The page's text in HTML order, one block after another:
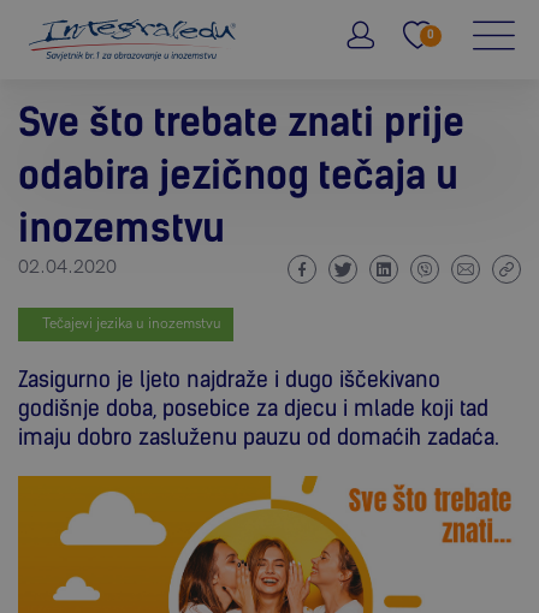
0
Sve što trebate znati prije
odabira jezičnog tečaja u
inozemstvu
02.04.2020
Tečajevi jezika u inozemstvu
Zasigurno je ljeto najdraže i dugo iščekivano
godišnje doba, posebice za djecu i mlade koji tad
imaju dobro zasluženu pauzu od domaćih zadaća.